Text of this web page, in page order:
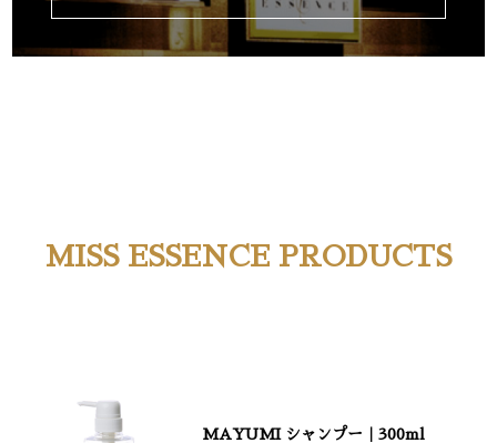
MISS ESSENCE PRODUCTS
MAYUMI シャンプー｜300ml